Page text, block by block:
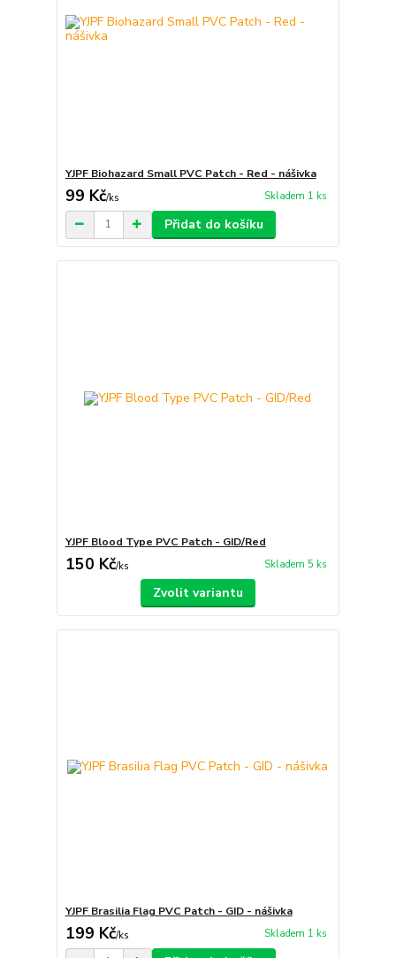
YJPF Biohazard Small PVC Patch - Red - nášivka
99 Kč/ks Skladem 1 ks
Přidat do košíku
YJPF Blood Type PVC Patch - GID/Red
150 Kč/ks Skladem 5 ks
Zvolit variantu
YJPF Brasilia Flag PVC Patch - GID - nášivka
199 Kč/ks Skladem 1 ks